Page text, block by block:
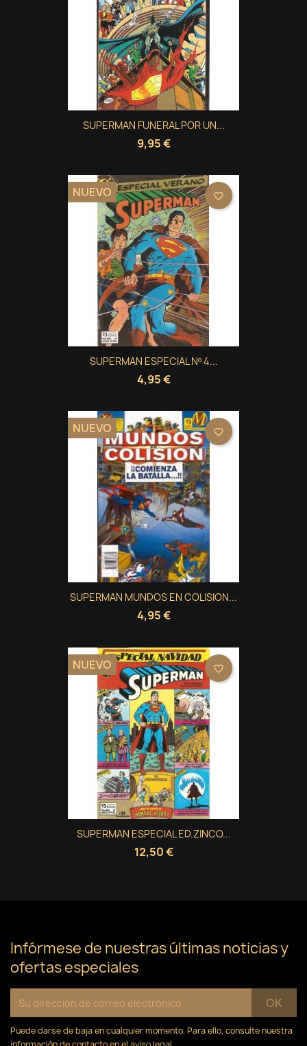
SUPERMAN FUNERAL POR UN...
9,95 €
SUPERMAN ESPECIAL Nº 4...
4,95 €
NUEVO favorite_border
SUPERMAN MUNDOS EN COLISION...
4,95 €
NUEVO favorite_border
SUPERMAN ESPECIAL ED.ZINCO...
12,50 €
NUEVO favorite_border
Infórmese de nuestras últimas noticias y
ofertas especiales
Puede darse de baja en cualquier momento. Para ello, consulte nuestra